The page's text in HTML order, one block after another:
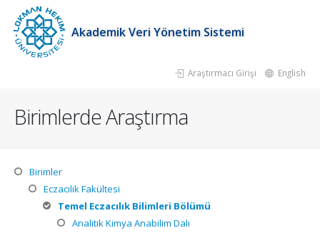
Akademik Veri Yönetim Sistemi
Araştırmacı Girişi English
Birimlerde Araştırma
Birimler
Eczacılık Fakültesi
Temel Eczacılık Bilimleri Bölümü
Analitik Kimya Anabilim Dalı